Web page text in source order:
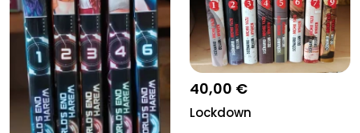
40,00 €
Lockdown